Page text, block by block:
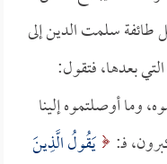
طائفة سلمت الدين إلى
بعدها، فتقول:
وما أوصلتموه إلينا
فـ: يَقُولُ الَّذِينَ